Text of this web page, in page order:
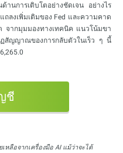
นการเติบโตอย่างชัดเจน อย่างไร
ลงเพิ่มเติมของ Fed และความคาด
จากมุมมองทางเทคนิค แนวโน้มขา
สัญญาณของการกลับตัวในเร็ว ๆ นี้
ชี
ลือจากเครื่องมือ AI แม้ว่าจะได้